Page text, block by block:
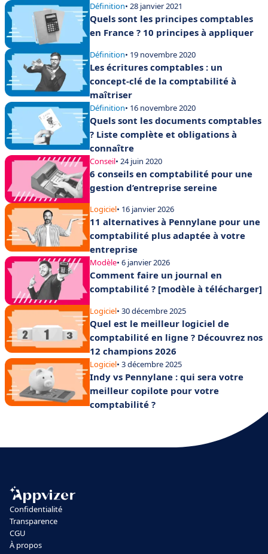
Définition• 28 janvier 2021
Quels sont les principes comptables
en France ? 10 principes à appliquer
Définition• 19 novembre 2020
Les écritures comptables : un
concept-clé de la comptabilité à
maîtriser
Définition• 16 novembre 2020
Quels sont les documents comptables
? Liste complète et obligations à
connaître
Conseil• 24 juin 2020
6 conseils en comptabilité pour une
gestion d’entreprise sereine
Logiciel• 16 janvier 2026
11 alternatives à Pennylane pour une
comptabilité plus adaptée à votre
entreprise
Modèle• 6 janvier 2026
Comment faire un journal en
comptabilité ? [modèle à télécharger]
Logiciel• 30 décembre 2025
Quel est le meilleur logiciel de
comptabilité en ligne ? Découvrez nos
12 champions 2026
Logiciel• 3 décembre 2025
Indy vs Pennylane : qui sera votre
meilleur copilote pour votre
comptabilité ?
Confidentialité
Transparence
CGU
À propos